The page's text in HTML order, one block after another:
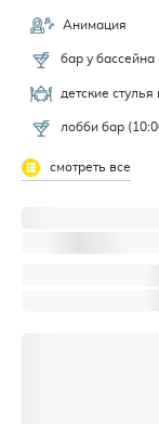
Анимация
бар у бассейна
детские стулья
лобби бар
смотреть все